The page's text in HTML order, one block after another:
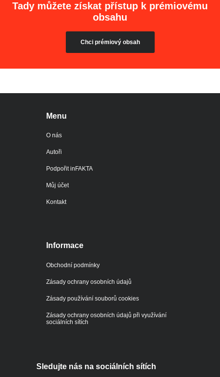
Tady můžete získat přístup k prémiovému
obsahu
Chci prémiový obsah
Menu
O nás
Autoři
Podpořit inFAKTA
Můj účet
Kontakt
Informace
Obchodní podmínky
Zásady ochrany osobních údajů
Zásady používání souborů cookies
Zásady ochrany osobních údajů při využívání
sociálních sítích
Sledujte nás na sociálních sítích